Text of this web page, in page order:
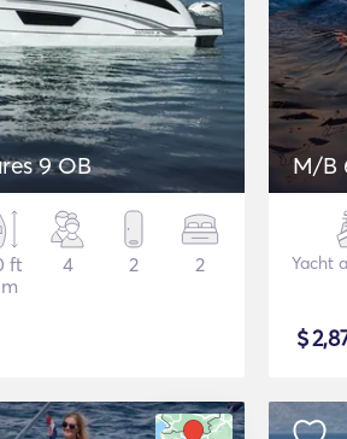
9 OB
ft
4 2 2
M/B
Yacht
$